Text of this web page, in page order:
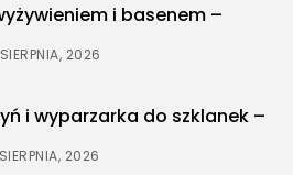
i basenem –
2026
i wyparzarka do szklanek –
2026